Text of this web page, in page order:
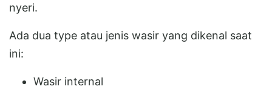
nyeri.
Ada dua type atau jenis wasir yang dikenal saat
ini:
Wasir internal